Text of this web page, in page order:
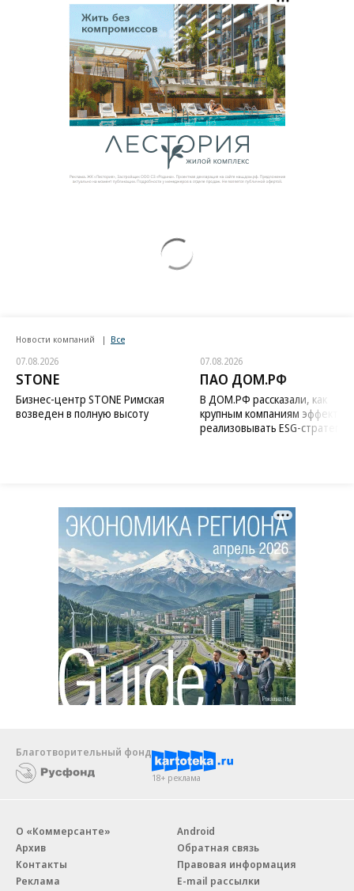
Новости компаний Все
07.08.2026
STONE
Бизнес-центр STONE Римская
возведен в полную высоту
07.08.2026
ПАО ДОМ.РФ
В ДОМ.РФ рассказали, как
крупным компаниям
реализовывать ESG-стратегию
Благотворительный фонд
18+ реклама
О «Коммерсанте»
Архив
Контакты
Реклама
Android
Обратная связь
Правовая информация
E-mail рассылки